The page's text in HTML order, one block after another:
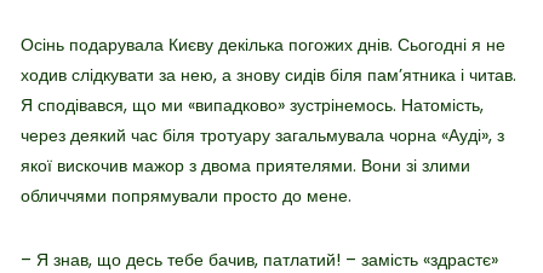
Осінь подарувала Києву декілька погожих днів. Сьогодні я не
ходив слідкувати за нею, а знову сидів біля пам’ятника і читав.
Я сподівався, що ми «випадково» зустрінемось. Натомість,
через деякий час біля тротуару загальмувала чорна «Ауді», з
якої вискочив мажор з двома приятелями. Вони зі злими
обличчями попрямували просто до мене.
– Я знав, що десь тебе бачив, патлатий! – замість «здрастє»